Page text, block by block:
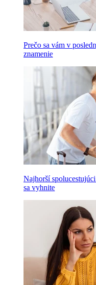
Prečo sa vám v
znamenie
Najhorší
sa vyhnite